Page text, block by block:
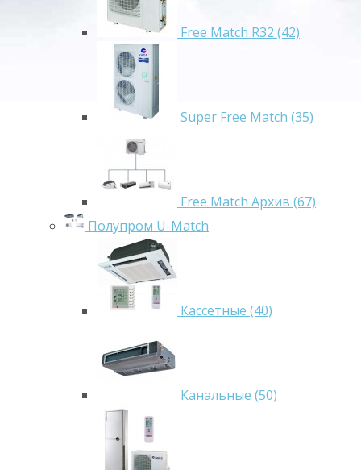
Free Match R32 (42)
Super Free Match (35)
Free Match Архив (67)
Полупром U-Match
Кассетные (40)
Канальные (50)